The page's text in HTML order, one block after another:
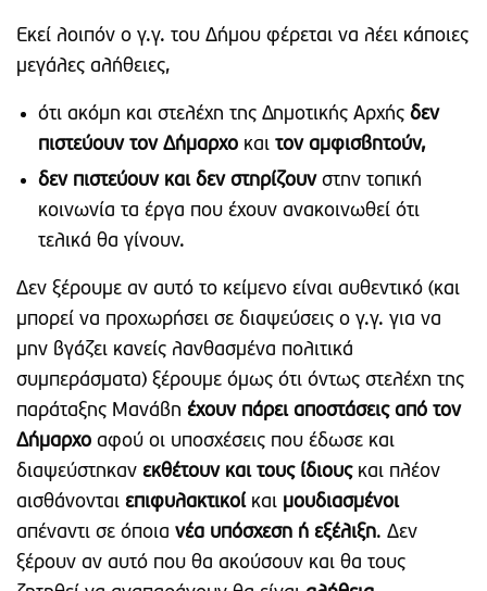
Εκεί λοιπόν ο γ.γ. του Δήμου φέρεται να λέει κάποιες
μεγάλες αλήθειες,
ότι ακόμη και στελέχη της Δημοτικής Αρχής δεν
πιστεύουν τον Δήμαρχο και τον αμφισβητούν,
δεν πιστεύουν και δεν στηρίζουν στην τοπική
κοινωνία τα έργα που έχουν ανακοινωθεί ότι
τελικά θα γίνουν.
Δεν ξέρουμε αν αυτό το κείμενο είναι αυθεντικό (και
μπορεί να προχωρήσει σε διαψεύσεις ο γ.γ. για να
μην βγάζει κανείς λανθασμένα πολιτικά
συμπεράσματα) ξέρουμε όμως ότι όντως στελέχη της
παράταξης Μανάβηέχουν πάρει αποστάσεις από τον
Δήμαρχο αφού οι υποσχέσεις που έδωσε και
διαψεύστηκανεκθέτουν και τους ίδιουςκαι πλέον
αισθάνονταιεπιφυλακτικοί και μουδιασμένοι
απέναντι σε όποιανέα υπόσχεση ή εξέλιξη. Δεν
ξέρουν αν αυτό που θα ακούσουν και θα τους